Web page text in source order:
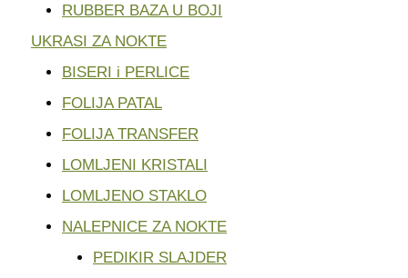
RUBBER BAZA U BOJI
UKRASI ZA NOKTE
BISERI i PERLICE
FOLIJA PATAL
FOLIJA TRANSFER
LOMLJENI KRISTALI
LOMLJENO STAKLO
NALEPNICE ZA NOKTE
PEDIKIR SLAJDER